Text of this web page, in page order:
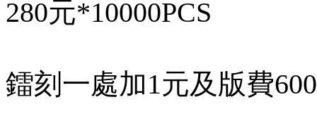
280元*10000PCS
鐳刻一處加1元及版費